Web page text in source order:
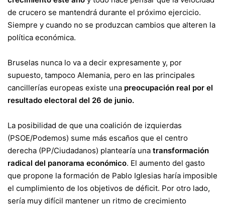
de crucero se mantendrá durante el próximo ejercicio.
Siempre y cuando no se produzcan cambios que alteren la
política económica.
Bruselas nunca lo va a decir expresamente y, por
supuesto, tampoco Alemania, pero en las principales
cancillerías europeas existe una preocupación real por el
resultado electoral del 26 de junio.
La posibilidad de que una coalición de izquierdas
(PSOE/Podemos) sume más escaños que el centro
derecha (PP/Ciudadanos) plantearía una transformación
radical del panorama económico. El aumento del gasto
que propone la formación de Pablo Iglesias haría imposible
el cumplimiento de los objetivos de déficit. Por otro lado,
sería muy difícil mantener un ritmo de crecimiento